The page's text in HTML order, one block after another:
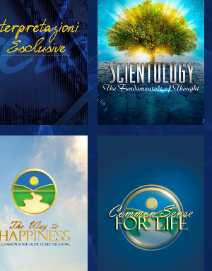
ESPLORA LE
SERIE
GUARDA
ESPLORA LE
SERIE